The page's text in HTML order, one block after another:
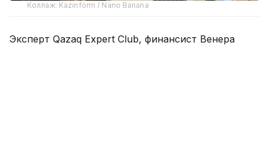
Коллаж: Kazinform / Nano Banana
Эксперт Qazaq Expert Club, финансист Венера